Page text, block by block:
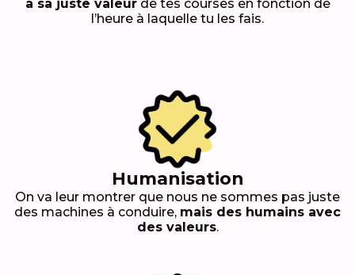
à sa juste valeurde tes courses en fonction de
l’heure à laquelle tu les fais.
Humanisation
On va leur montrer que nous ne sommes pas juste
des machines à conduire, mais des humains avec
des valeurs.